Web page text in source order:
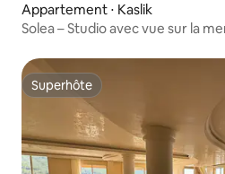
Appartement ⋅ Kaslik
Solea – Studio avec vue sur la
Superhôte
Superhôte